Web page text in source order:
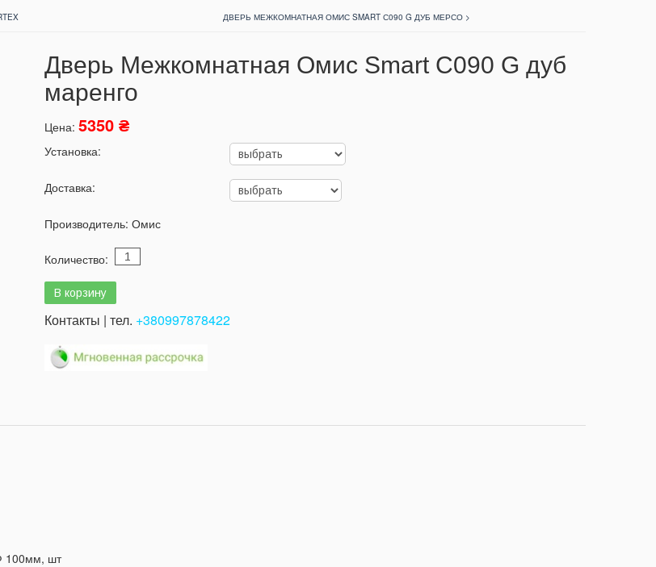
ДВЕРЬ МЕЖКОМНАТНАЯ ОМИС SMART С090 G ДУБ МЕРСО >
Дверь Межкомнатная Омис Smart С090 G дуб
маренго
Цена: 5350 ₴
Установка:
Доставка:
Производитель: Омис
Количество:
Контакты | тел. +380997878422
100мм, шт